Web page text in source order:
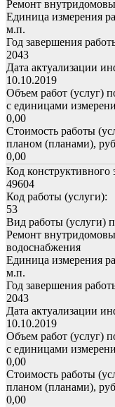
Ремонт
Единица измерения
м.п.
Год завершения
2043
Дата актуализации
10.10.2019
Объем работ (услуг)
с единицами
0,00
Стоимость работы
планом (планами),
0,00
Код конструктивного
49604
Код работы (услуги):
53
Вид работы (услуги)
Ремонт
водоснабжения
Единица измерения
м.п.
Год завершения
2043
Дата актуализации
10.10.2019
Объем работ (услуг)
с единицами
0,00
Стоимость работы
планом (планами),
0,00